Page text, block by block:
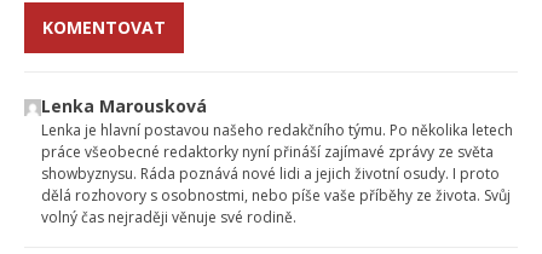
KOMENTOVAT
Lenka Marousková
Lenka je hlavní postavou našeho redakčního týmu. Po několika letech
práce všeobecné redaktorky nyní přináší zajímavé zprávy ze světa
showbyznysu. Ráda poznává nové lidi a jejich životní osudy. I proto
dělá rozhovory s osobnostmi, nebo píše vaše příběhy ze života. Svůj
volný čas nejraději věnuje své rodině.